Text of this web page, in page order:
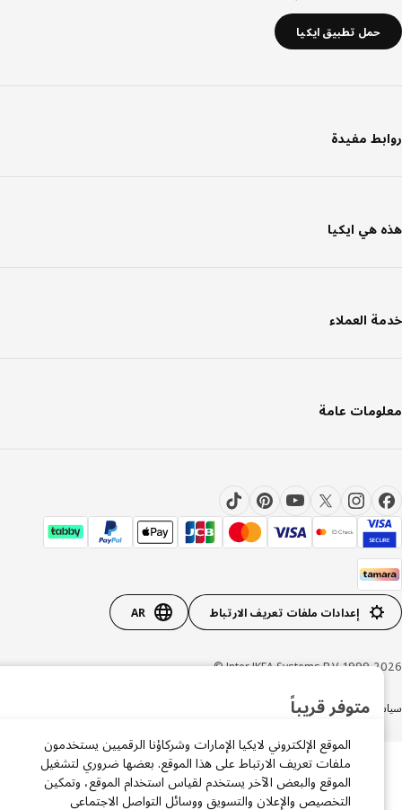
حمل تطبيق ايكيا
مفيدة
هي ايكيا
العملاء
عامة
إعدادات ملفات تعريف الارتباط AR
Inter IKEA Systems B.V. 1999-
الخصوصيةسياسة الكوكيز
الموقع الإلكتروني لايكيا الإمارات وشركاؤنا الرقميين يستخدمون
ملفات تعريف الارتباط على هذا الموقع. بعضها ضروري لتشغيل
الموقع والبعض الآخر يستخدم لقياس استخدام الموقع، وتمكين
التخصيص والإعلان والتسويق ووسائل التواصل الاجتماعي
متوفر قريباً